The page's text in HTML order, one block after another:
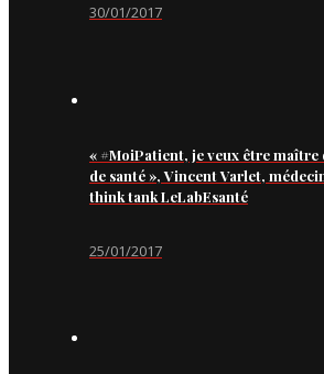
30/01/2017
« #MoiPatient, je veux être maître
de santé », Vincent Varlet,
think tank LeLabEsanté
25/01/2017